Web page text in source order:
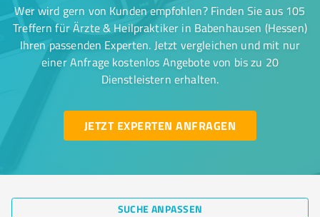
Wer wird gern von Kunden empfohlen? Finden Sie aus 105
Treffern für Ärzte & Heilpraktiker in Babenhausen (Hessen)
Ihren passenden Experten. Jetzt vergleichen und mit nur
einer Anfrage kostenlos Angebote von bis zu 20
Dienstleistern erhalten.
JETZT EXPERTEN ANFRAGEN
SUCHE ANPASSEN